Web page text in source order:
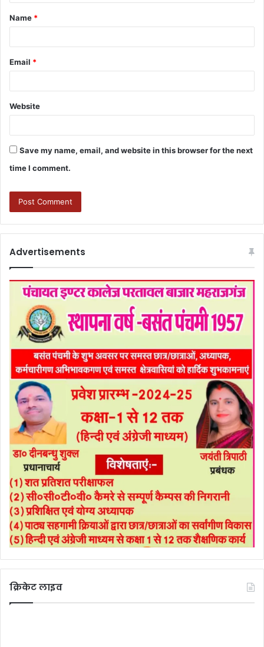
Name *
Email *
Website
Save my name, email, and website in this browser for the next
time I comment.
Advertisements
क्रिकेट लाइव